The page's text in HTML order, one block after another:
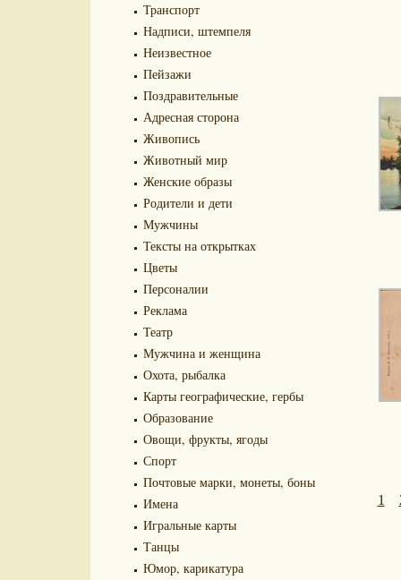
Транспорт
Надписи, штемпеля
Неизвестное
Пейзажи
Поздравительные
Адресная сторона
Живопись
Животный мир
Женские образы
Родители и дети
Мужчины
Тексты на открытках
Цветы
Персоналии
Реклама
Театр
Мужчина и женщина
Охота, рыбалка
Карты географические, гербы
Образование
Овощи, фрукты, ягоды
Спорт
Почтовые марки, монеты, боны
Имена
Игральные карты
Танцы
Юмор, карикатура
1